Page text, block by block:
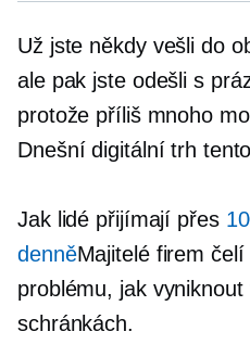
Už jste někdy vešli do
ale pak jste odešli s
protože příliš mnoho
Dnešní digitální trh
Jak lidé přijímají přes
denněMajitelé firem
problému, jak vyniknout
schránkách.